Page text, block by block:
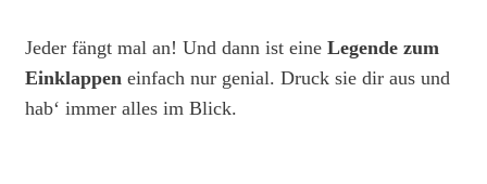
Jeder fängt mal an! Und dann ist eine Legende zum
Einklappen einfach nur genial. Druck sie dir aus und
hab‘ immer alles im Blick.